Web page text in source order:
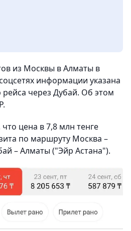
из Москвы в Алматы в
информации указана
рейса через Дубай. Об этом
цена в 7,8 млн тенге
по маршруту Москва –
– Алматы ("Эйр Астана").